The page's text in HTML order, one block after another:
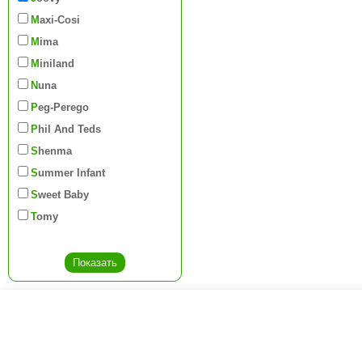
Maxi-Cosi
Mima
Miniland
Nuna
Peg-Perego
Phil And Teds
Shenma
Summer Infant
Sweet Baby
Tomy